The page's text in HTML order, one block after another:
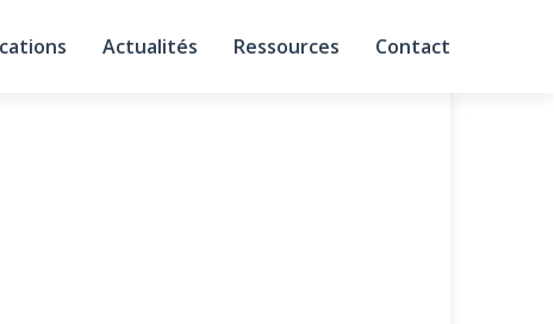
Actualités Ressources Contact